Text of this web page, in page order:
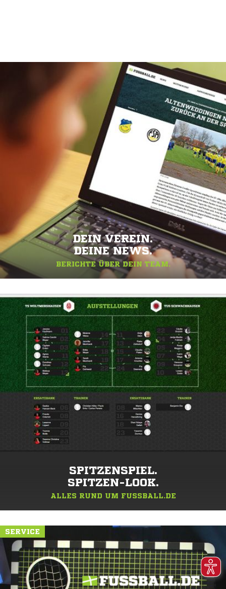
DEIN VEREIN.
DEINE NEWS.
BERICHTE ÜBER DEIN TEAM.
SPITZENSPIEL.
SPITZEN-LOOK.
ALLES RUND UM FUSSBALL.DE
SERVICE